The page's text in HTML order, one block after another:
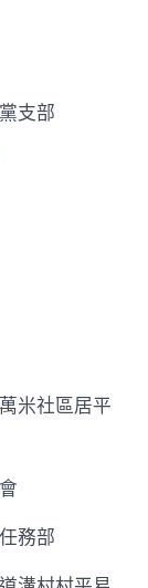
支部
米社區居平
務部